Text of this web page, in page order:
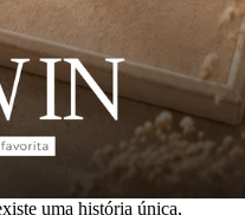
uma história única,